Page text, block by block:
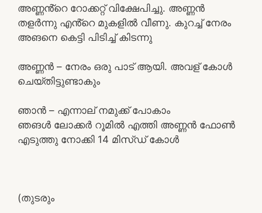
അണ്ണൻ്റെ റോക്കറ്റ് വിക്ഷേപിച്ചു. അണ്ണൻ
തളർന്നു എൻ്റെ മുകളിൽ വീണു. കുറച്ച് നേരം
അങനെ കെട്ടി പിടിച്ച് കിടന്നു
അണ്ണൻ – നേരം ഒരു പാട് ആയി. അവള് കോൾ
ചെയ്തിട്ടുണ്ടാകും
ഞാൻ – എന്നാല് നമുക്ക് പോകാം
ഞങൾ ലോക്കർ റൂമിൽ എത്തി അണ്ണൻ ഫോൺ
എടുത്തു നോക്കി 14 മിസ്ഡ് കോൾ
(തുടരും